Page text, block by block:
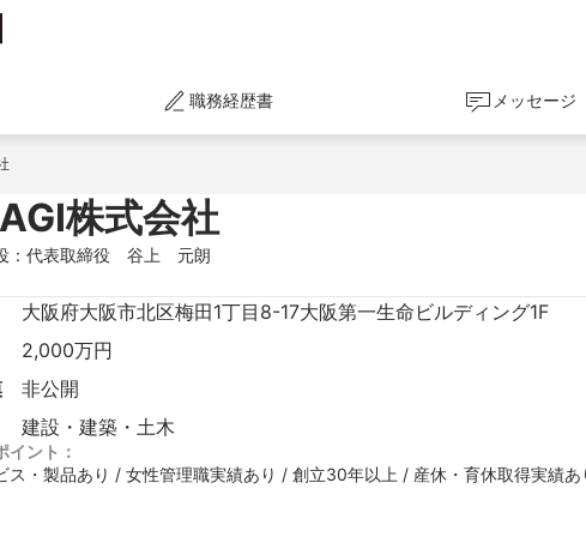
職務経歴書 メッセージ
株式会社
：代表取締役　谷上　元朗
大阪府大阪市北区梅田1丁目8-17大阪第一生命ビルディング1F
2,000万円
非公開
建設・建築・土木
イント：
ス・製品あり / 女性管理職実績あり / 創立30年以上 / 産休・育休取得実績